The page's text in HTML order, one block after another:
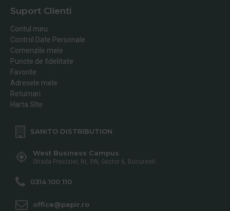
Suport Clienti
Contul meu
Control Date Personale
Comenzile mele
Puncte de fidelitate
Favorite
Adresele mele
Returnari
Harta SIte
SANITO DISTRIBUTION
West Business Campus
Strada Preciziei, Nr, 3W, Sector 6, Bucuresti
0314 100 110
office@papir.ro